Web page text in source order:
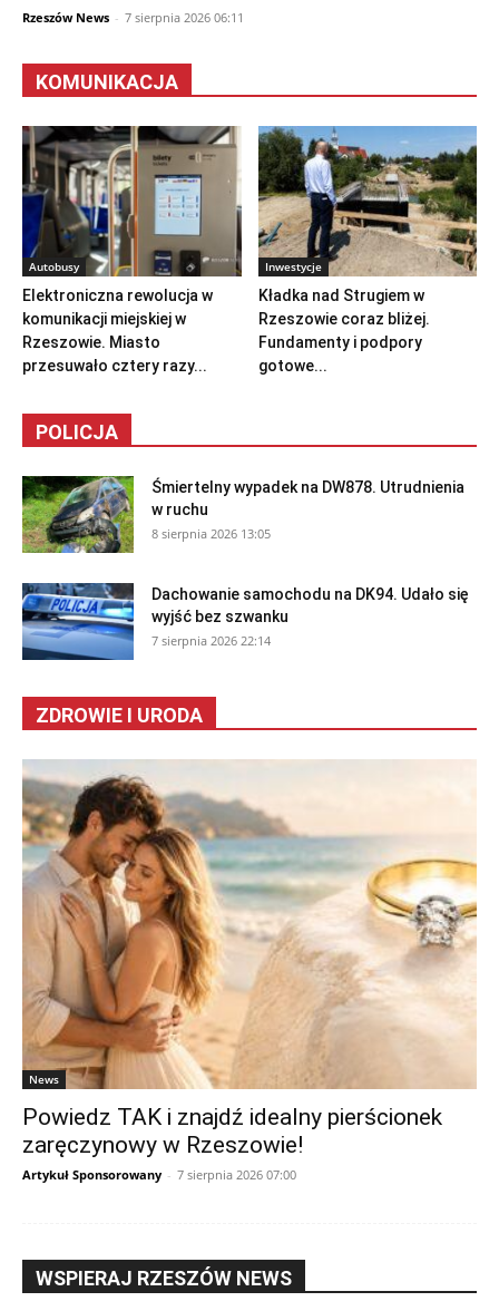
Rzeszów News - 7 sierpnia 2026 06:11
KOMUNIKACJA
Autobusy
Elektroniczna rewolucja w
komunikacji miejskiej w
Rzeszowie. Miasto
przesuwało cztery razy...
Inwestycje
Kładka nad Strugiem w
Rzeszowie coraz bliżej.
Fundamenty i podpory
gotowe...
POLICJA
Śmiertelny wypadek na DW878. Utrudnienia
w ruchu
8 sierpnia 2026 13:05
Dachowanie samochodu na DK94. Udało się
wyjść bez szwanku
7 sierpnia 2026 22:14
ZDROWIE I URODA
News
Powiedz TAK i znajdź idealny pierścionek
zaręczynowy w Rzeszowie!
Artykuł Sponsorowany - 7 sierpnia 2026 07:00
WSPIERAJ RZESZÓW NEWS